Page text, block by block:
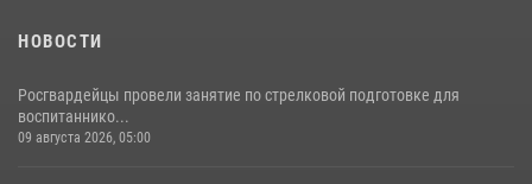
НОВОСТИ
Росгвардейцы провели занятие по стрелковой подготовке для
воспитаннико...
09 августа 2026, 05:00